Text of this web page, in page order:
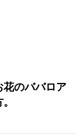
花のババロア